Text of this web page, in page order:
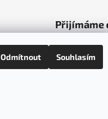
Odmítnout Souhlasím
Přijímáme